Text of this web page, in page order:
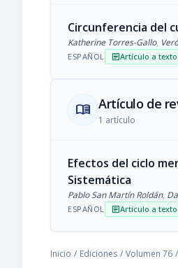
Circunferencia del
Katherine Torres-Gallo,
ESPAÑOL articleArtículo a
menu_book Artículo de
1 artículo
Efectos del ciclo
Sistemática
Pablo San Martín Roldán,
ESPAÑOL articleArtículo a
Inicio / Ediciones / Volumen 76 /